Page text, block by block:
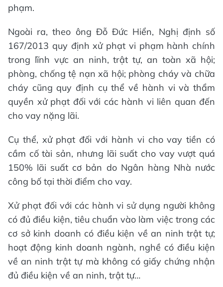
phạm.
Ngoài ra, theo ông Đỗ Đức Hiển, Nghị định số
167/2013 quy định xử phạt vi phạm hành chính
trong lĩnh vực an ninh, trật tự, an toàn xã hội;
phòng, chống tệ nạn xã hội; phòng cháy và chữa
cháy cũng quy định cụ thể về hành vi và thẩm
quyền xử phạt đối với các hành vi liên quan đến
cho vay nặng lãi.
Cụ thể, xử phạt đối với hành vi cho vay tiền có
cầm cố tài sản, nhưng lãi suất cho vay vượt quá
150% lãi suất cơ bản do Ngân hàng Nhà nước
công bố tại thời điểm cho vay.
Xử phạt đối với các hành vi sử dụng người không
có đủ điều kiện, tiêu chuẩn vào làm việc trong các
cơ sở kinh doanh có điều kiện về an ninh trật tự;
hoạt động kinh doanh ngành, nghề có điều kiện
về an ninh trật tự mà không có giấy chứng nhận
đủ điều kiện về an ninh, trật tự…